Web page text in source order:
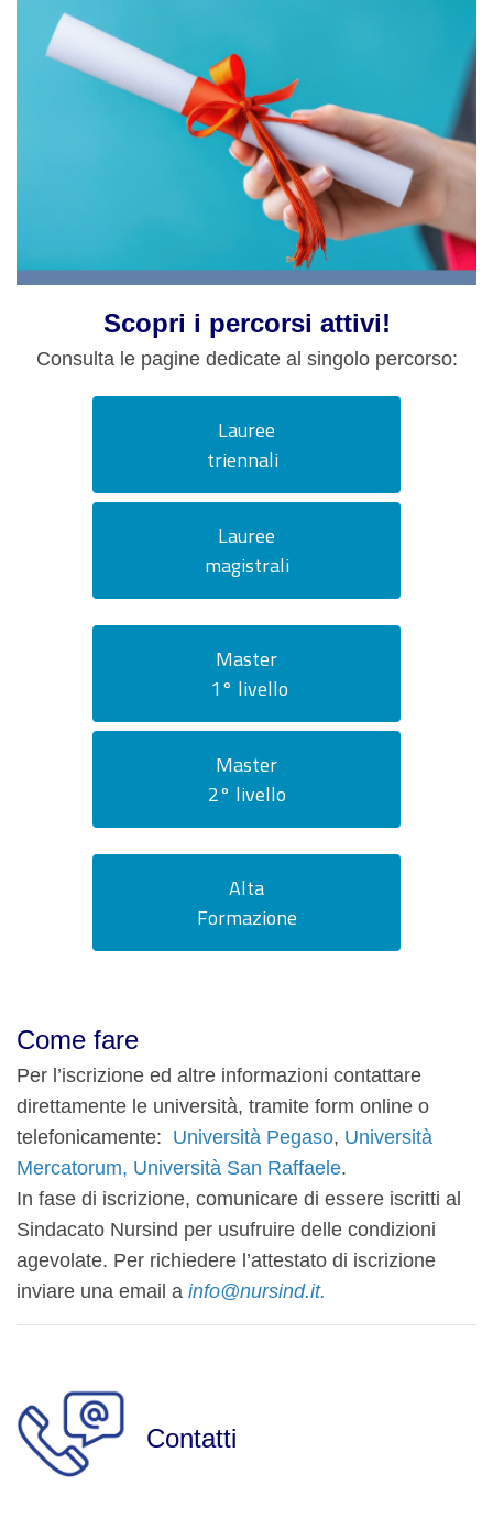
Scopri i percorsi attivi!
Consulta le pagine dedicate al singolo percorso:
Lauree
triennali
Lauree
magistrali
Master
1° livello
Master
2° livello
Alta
Formazione
Come fare
Per l’iscrizione ed altre informazioni contattare
direttamente le università, tramite form online o
telefonicamente: Università Pegaso, Università
Mercatorum, Università San Raffaele.
In fase di iscrizione, comunicare di essere iscritti al
Sindacato Nursind per usufruire delle condizioni
agevolate. Per richiedere l’attestato di iscrizione
inviare una email a info@nursind.it.
Contatti